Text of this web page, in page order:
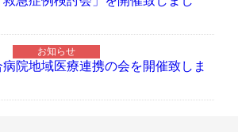
お知らせ
院地域医療連携の会を開催致しま